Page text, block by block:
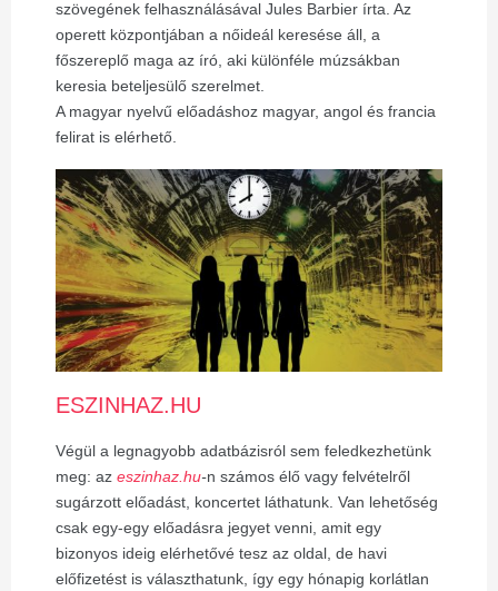
szövegének felhasználásával Jules Barbier írta. Az
operett központjában a nőideál keresése áll, a
főszereplő maga az író, aki különféle múzsákban
keresia beteljesülő szerelmet.
A magyar nyelvű előadáshoz magyar, angol és francia
felirat is elérhető.
ESZINHAZ.HU
Végül a legnagyobb adatbázisról sem feledkezhetünk
meg: az eszinhaz.hu-n számos élő vagy felvételről
sugárzott előadást, koncertet láthatunk. Van lehetőség
csak egy-egy előadásra jegyet venni, amit egy
bizonyos ideig elérhetővé tesz az oldal, de havi
előfizetést is választhatunk, így egy hónapig korlátlan